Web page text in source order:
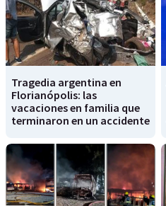
Tragedia argentina en
Florianópolis: las
vacaciones en familia que
terminaron en un accidente